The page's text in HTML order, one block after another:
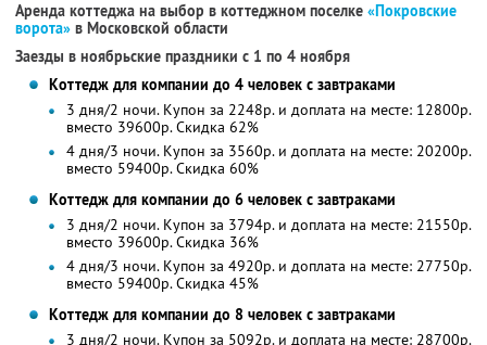
Аренда коттеджа на выбор в коттеджном поселке «Покровские
ворота» в Московской области
Заезды в ноябрьские праздники с 1 по 4 ноября
Коттедж для компании до 4 человек с завтраками
3 дня/2 ночи. Купон за 2248р. и доплата на месте: 12800р.
вместо 39600р. Скидка 62%
4 дня/3 ночи. Купон за 3560р. и доплата на месте: 20200р.
вместо 59400р. Скидка 60%
Коттедж для компании до 6 человек с завтраками
3 дня/2 ночи. Купон за 3794р. и доплата на месте: 21550р.
вместо 39600р. Скидка 36%
4 дня/3 ночи. Купон за 4920р. и доплата на месте: 27750р.
вместо 59400р. Скидка 45%
Коттедж для компании до 8 человек с завтраками
3 дня/2 ночи. Купон за 5092р. и доплата на месте: 28700р.